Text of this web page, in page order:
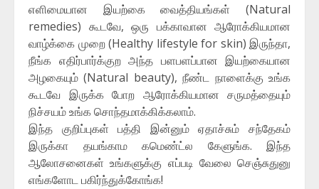
எளிமையான இயற்கை வைத்தியங்கள் (Natural
remedies) கூடவே, ஒரு பக்காவான ஆரோக்கியமான
வாழ்க்கை முறை (Healthy lifestyle for skin) இருந்தா,
நீங்க எதிர்பார்க்குற அந்த பளபளப்பான இயற்கையான
அழகையும் (Natural beauty), நீண்ட நாளைக்கு உங்க
கூடவே இருக்க போற ஆரோக்கியமான சருமத்தையும்
நிச்சயம் உங்க சொந்தமாக்கிக்கலாம்.
இந்த குறிப்புகள் பத்தி இன்னும் ஏதாச்சும் சந்தேகம்
இருக்கா தயங்காம கமெண்ட்ல கேளுங்க. இந்த
ஆலோசனைகள் உங்களுக்கு எப்படி வேலை செஞ்சுதுனு
எங்களோட பகிர்ந்துக்கோங்க!